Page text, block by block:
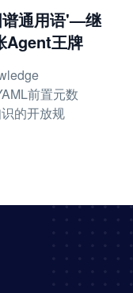
通用语'—继
Agent王牌
前置元数
的开放规